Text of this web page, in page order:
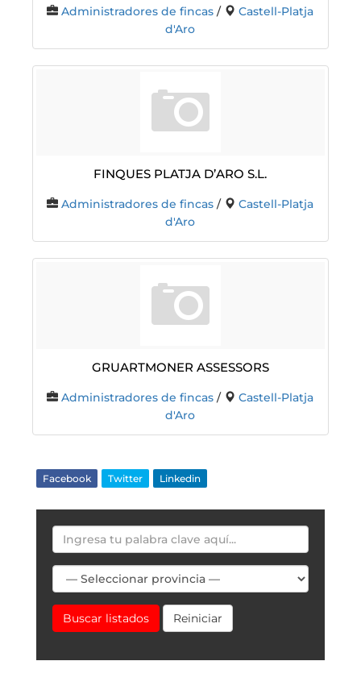
Administradores de fincas /
Castell-Platja
d'Aro
FINQUES PLATJA D’ARO S.L.
Administradores de fincas /
Castell-Platja
d'Aro
Gruartmoner Assessors
Administradores de fincas /
Castell-Platja
d'Aro
Facebook Twitter Linkedin
Buscar listados Reiniciar